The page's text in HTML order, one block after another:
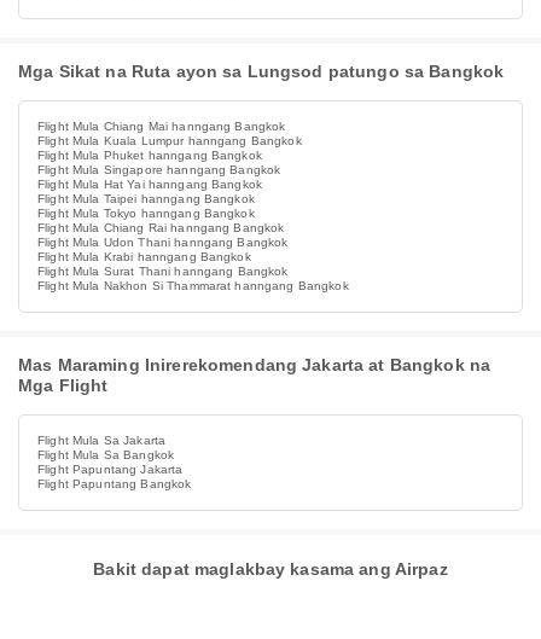
Mga Sikat na Ruta ayon sa Lungsod patungo sa Bangkok
Flight Mula Chiang Mai hanngang Bangkok
Flight Mula Kuala Lumpur hanngang Bangkok
Flight Mula Phuket hanngang Bangkok
Flight Mula Singapore hanngang Bangkok
Flight Mula Hat Yai hanngang Bangkok
Flight Mula Taipei hanngang Bangkok
Flight Mula Tokyo hanngang Bangkok
Flight Mula Chiang Rai hanngang Bangkok
Flight Mula Udon Thani hanngang Bangkok
Flight Mula Krabi hanngang Bangkok
Flight Mula Surat Thani hanngang Bangkok
Flight Mula Nakhon Si Thammarat hanngang Bangkok
Mas Maraming Inirerekomendang Jakarta at Bangkok na
Mga Flight
Flight Mula Sa Jakarta
Flight Mula Sa Bangkok
Flight Papuntang Jakarta
Flight Papuntang Bangkok
Bakit dapat maglakbay kasama ang Airpaz